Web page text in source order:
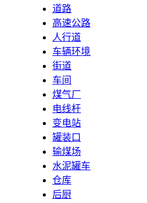
道路
高速公路
人行道
车辆环境
街道
车间
煤气厂
电线杆
变电站
罐装口
输煤场
水泥罐车
仓库
后厨